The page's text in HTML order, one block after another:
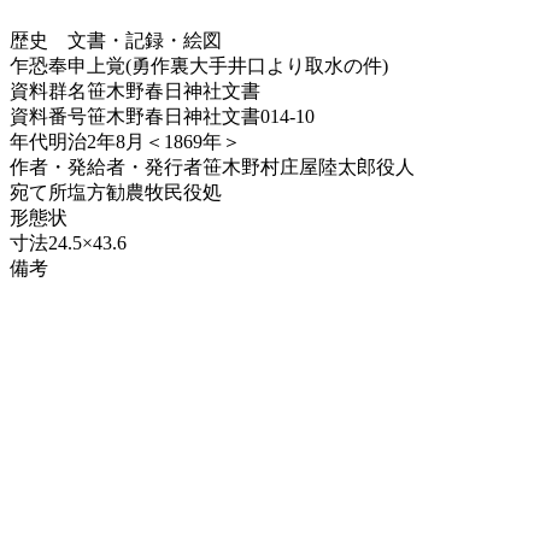
歴史
文書・記録・絵図
乍恐奉申上覚(勇作裏大手井口より取水の件)
資料群名笹木野春日神社文書
資料番号笹木野春日神社文書014-10
年代明治2年8月＜1869年＞
作者・発給者・発行者笹木野村庄屋陸太郎役人
宛て所塩方勧農牧民役処
形態状
寸法24.5×43.6
備考